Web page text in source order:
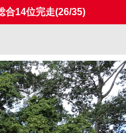
合14位完走(26/35)